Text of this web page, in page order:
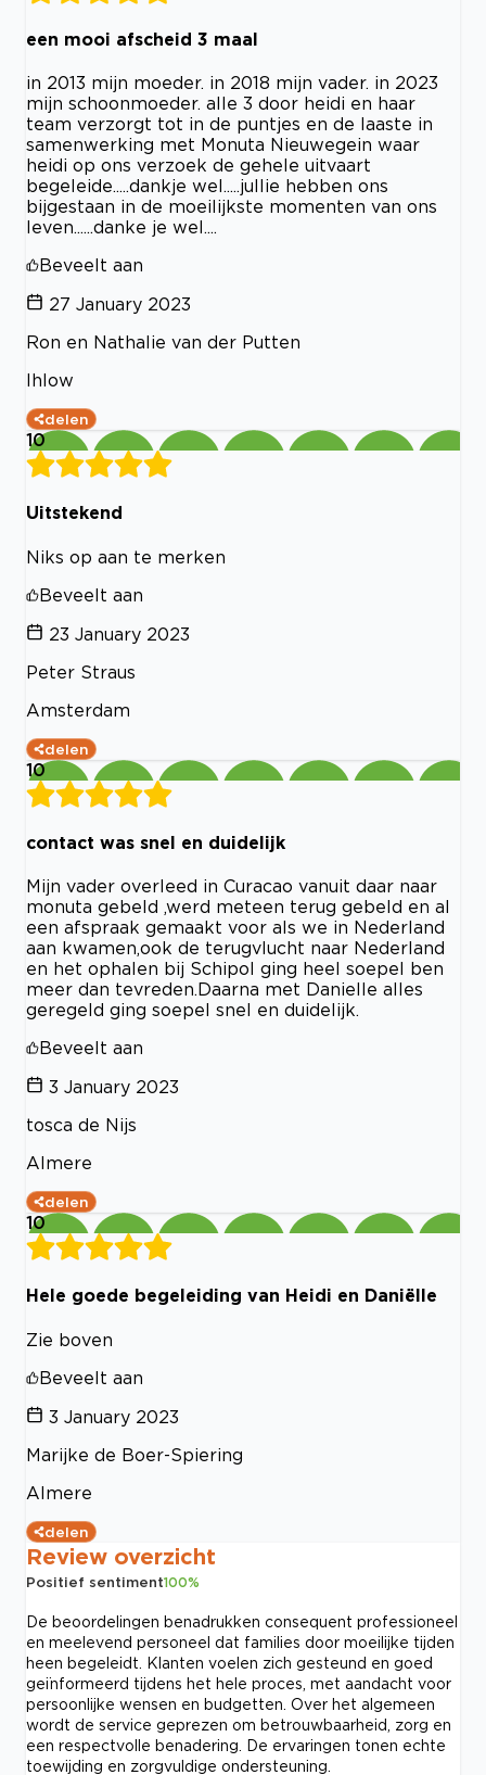
een mooi afscheid 3 maal
in 2013 mijn moeder. in 2018 mijn vader. in 2023
mijn schoonmoeder. alle 3 door heidi en haar
team verzorgt tot in de puntjes en de laaste in
samenwerking met Monuta Nieuwegein waar
heidi op ons verzoek de gehele uitvaart
begeleide.....dankje wel.....jullie hebben ons
bijgestaan in de moeilijkste momenten van ons
leven......danke je wel....
Beveelt aan
27 January 2023
Ron en Nathalie van der Putten
Ihlow
delen
10
Uitstekend
Niks op aan te merken
Beveelt aan
23 January 2023
Peter Straus
Amsterdam
delen
10
contact was snel en duidelijk
Mijn vader overleed in Curacao vanuit daar naar
monuta gebeld ,werd meteen terug gebeld en al
een afspraak gemaakt voor als we in Nederland
aan kwamen,ook de terugvlucht naar Nederland
en het ophalen bij Schipol ging heel soepel ben
meer dan tevreden.Daarna met Danielle alles
geregeld ging soepel snel en duidelijk.
Beveelt aan
3 January 2023
tosca de Nijs
Almere
delen
10
Hele goede begeleiding van Heidi en Daniëlle
Zie boven
Beveelt aan
3 January 2023
Marijke de Boer-Spiering
Almere
delen
Review overzicht
Positief sentiment100%
De beoordelingen benadrukken consequent professioneel
en meelevend personeel dat families door moeilijke tijden
heen begeleidt. Klanten voelen zich gesteund en goed
geïnformeerd tijdens het hele proces, met aandacht voor
persoonlijke wensen en budgetten. Over het algemeen
wordt de service geprezen om betrouwbaarheid, zorg en
een respectvolle benadering. De ervaringen tonen echte
toewijding en zorgvuldige ondersteuning.